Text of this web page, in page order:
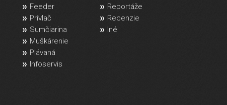
Feeder
Prívlač
Sumčiarina
Muškárenie
Plávaná
Infoservis
Reportáže
Recenzie
Iné